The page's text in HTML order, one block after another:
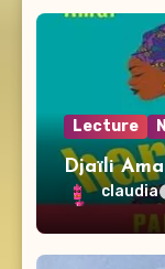
Lecture
Djaïli
claudia